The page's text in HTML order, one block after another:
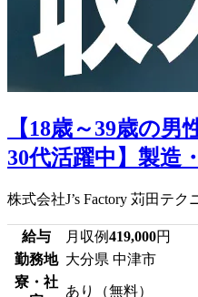
【18歳～39歳の男
30代活躍中】製造
株式会社J’s Factory 苅田テク
給与 月収例419,000円
勤務地 大分県 中津市
寮・社
あり（無料）